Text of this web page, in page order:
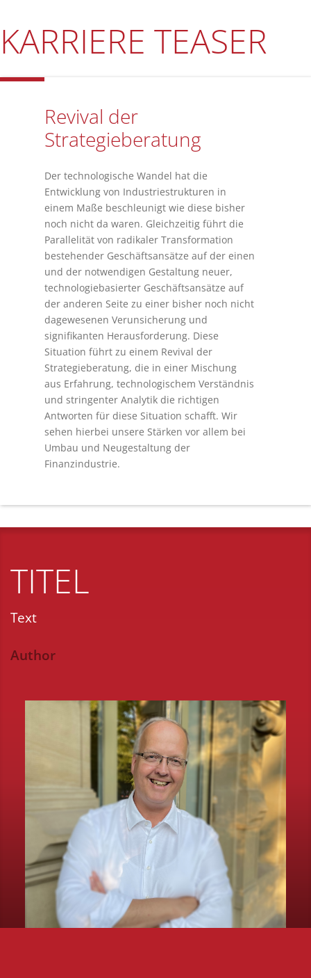
KARRIERE TEASER
Revival der
Strategieberatung
Der technologische Wandel hat die
Entwicklung von Industriestrukturen in
einem Maße beschleunigt wie diese bisher
noch nicht da waren. Gleichzeitig führt die
Parallelität von radikaler Transformation
bestehender Geschäftsansätze auf der einen
und der notwendigen Gestaltung neuer,
technologiebasierter Geschäftsansätze auf
der anderen Seite zu einer bisher noch nicht
dagewesenen Verunsicherung und
signifikanten Herausforderung. Diese
Situation führt zu einem Revival der
Strategieberatung, die in einer Mischung
aus Erfahrung, technologischem Verständnis
und stringenter Analytik die richtigen
Antworten für diese Situation schafft. Wir
sehen hierbei unsere Stärken vor allem bei
Umbau und Neugestaltung der
Finanzindustrie.
TITEL
Text
Author